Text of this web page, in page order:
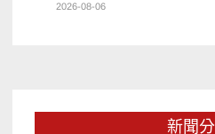
2026-08-06
新聞